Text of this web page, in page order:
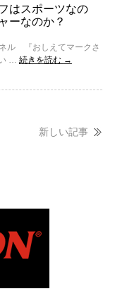
はスポーツなの
ーなのか？
ル 『おしえてマークさ
… 続きを読む →
新しい記事